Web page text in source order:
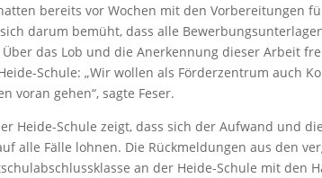
bereits vor Wochen mit den Vorbereitungen
darum bemüht, dass alle
das Lob und die Anerkennung dieser Arbeit
Schule: „Wir wollen als Förderzentrum auch
voran gehen“, sagte Feser.
Heide-Schule zeigt, dass sich der Aufwand und
alle Fälle lohnen. Die Rückmeldungen aus den
an der Heide-Schule mit den